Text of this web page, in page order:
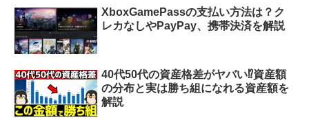
XboxGamePassの支払い方法は？ク
レカなしやPayPay、携帯決済を解説
40代50代の資産格差がヤバい⁉︎資産額
の分布と実は勝ち組になれる資産額を
解説